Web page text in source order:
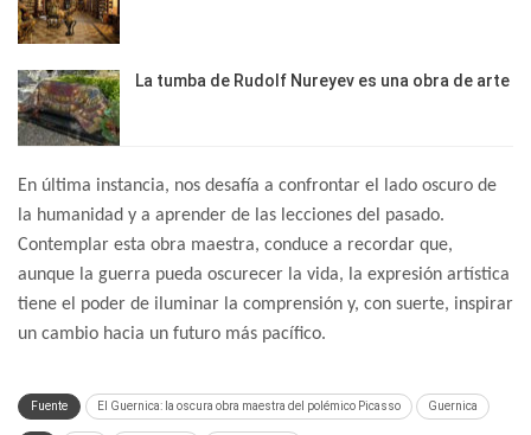
La tumba de Rudolf Nureyev es una obra de arte
En última instancia, nos desafía a confrontar el lado oscuro de
la humanidad y a aprender de las lecciones del pasado.
Contemplar esta obra maestra, conduce a recordar que,
aunque la guerra pueda oscurecer la vida, la expresión artística
tiene el poder de iluminar la comprensión y, con suerte, inspirar
un cambio hacia un futuro más pacífico.
Fuente El Guernica: la oscura obra maestra del polémico Picasso Guernica